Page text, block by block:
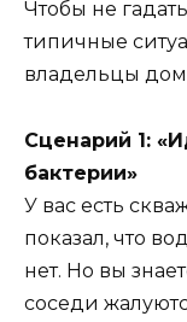
Чтобы не
типичные
владельцы
Сценарий 1:
бактерии»
У вас есть
показал, что
нет. Но вы
соседи